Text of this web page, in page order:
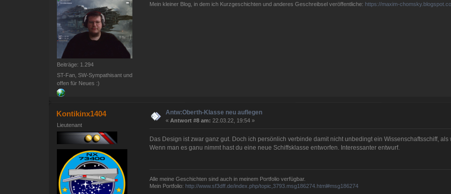
Beiträge: 1.294
ST-Fan, SW-Sympathisant und
offen für Neues :)
Mein kleiner Blog, in dem ich Kurzgeschichten und anderes Geschreibsel veröffentliche: https://maxim-
Kontikinx1404
Lieutenant
Antw:Oberth-Klasse neu auflegen
« Antwort #8 am: 22.03.22, 19:54 »
Das Design ist zwar ganz gut. Doch ich persönlich verbinde damit nicht unbedingt ein Wissenschaftsschiff,
Wenn man es ganu nimmt hast du eine neue Schiffsklasse entworfen. Interessanter entwurf.
Alle meine Geschichten sind auch in meinem Portfolio verfügbar.
Mein Portfolio: http://www.sf3dff.de/index.php/topic,3793.msg186274.html#msg186274